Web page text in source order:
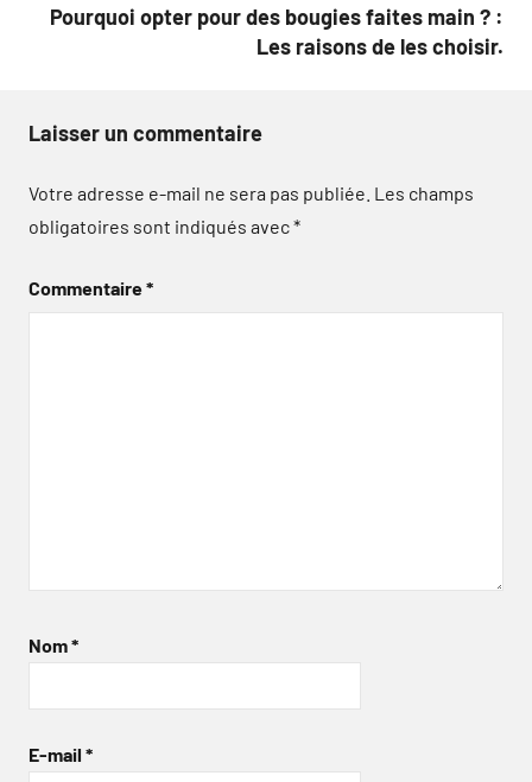
Pourquoi opter pour des bougies faites main ? :
Les raisons de les choisir.
Laisser un commentaire
Votre adresse e-mail ne sera pas publiée. Les champs
obligatoires sont indiqués avec*
Commentaire*
Nom*
E-mail *